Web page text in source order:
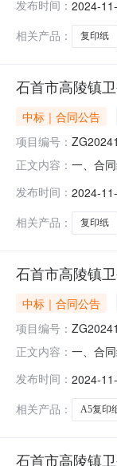
址：石
发布时间： 2024-
相关产品：
复印纸
石首市高陵镇
中标｜合同公告
项目编号：
正文内容： 一、合
址：石
发布时间： 2024-
相关产品：
复印纸
石首市高陵镇
中标｜合同公告
项目编号：
正文内容： 一、合
街D47
发布时间： 2024-
相关产品：
A5复印
石首市高陵镇